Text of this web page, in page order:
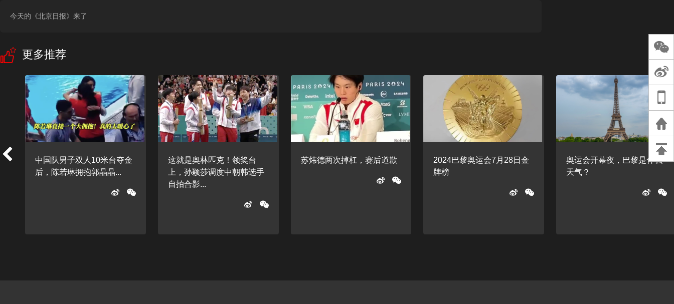
谈过去 谈谈未来
天桥艺术中心一
演出，国际项目
死，官方通报：
刑案，网传遗体
等信息不实
今天的《北京日报》来了
更多推荐
中国队男子双人10米台夺金
后，陈若琳拥抱郭晶晶...
这就是奥林匹克！领奖台
上，孙颖莎调度中朝韩选手
自拍合影...
苏炜德两次掉杠， 赛后道歉
2024巴黎奥运会7月28日金
牌榜
奥运会开幕夜，巴黎是什么
天气？